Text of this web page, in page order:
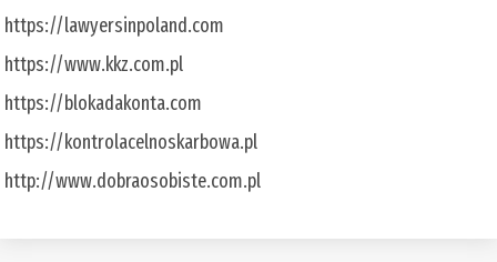
https://lawyersinpoland.com
https://www.kkz.com.pl
https://blokadakonta.com
https://kontrolacelnoskarbowa.pl
http://www.dobraosobiste.com.pl